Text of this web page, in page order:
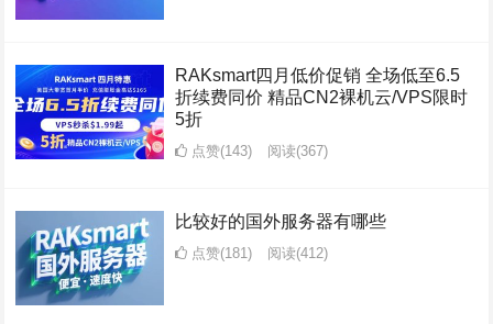
RAKsmart四月低价促销 全场低至6.5
折续费同价 精品CN2裸机云/VPS限时
5折
点赞(143) 阅读(367)
比较好的国外服务器有哪些
点赞(181) 阅读(412)